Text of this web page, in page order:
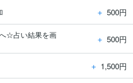
＋ 500円
☆占い結果を画
＋ 500円
＋ 1,500円